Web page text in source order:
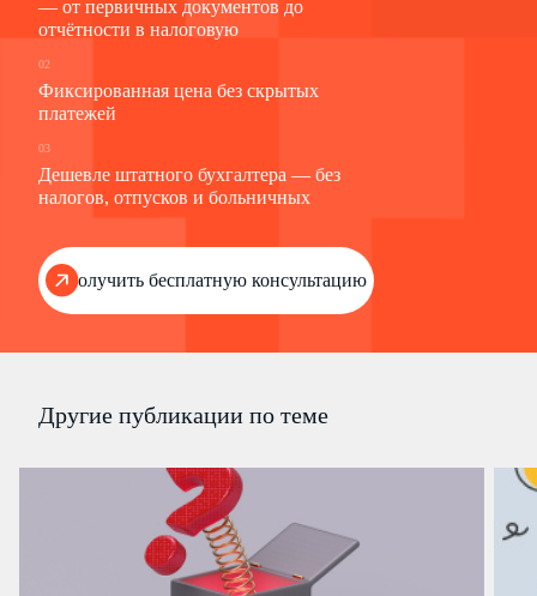
— от первичных документов до
отчётности в налоговую
02
Фиксированная цена без скрытых
платежей
03
Дешевле штатного бухгалтера — без
налогов, отпусков и больничных
Получить бесплатную консультацию
Другие публикации по теме